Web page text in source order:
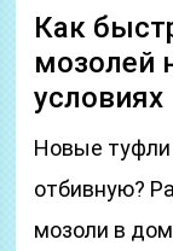
Как
мозолей
условиях
Новые туфли
отбивную?
мозоли в